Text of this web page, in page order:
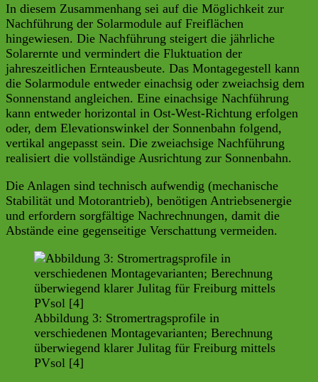
In diesem Zusammenhang sei auf die Möglichkeit zur
Nachführung der Solarmodule auf Freiflächen
hingewiesen. Die Nachführung steigert die jährliche
Solarernte und vermindert die Fluktuation der
jahreszeitlichen Ernteausbeute. Das Montagegestell kann
die Solarmodule entweder einachsig oder zweiachsig dem
Sonnenstand angleichen. Eine einachsige Nachführung
kann entweder horizontal in Ost-West-Richtung erfolgen
oder, dem Elevationswinkel der Sonnenbahn folgend,
vertikal angepasst sein. Die zweiachsige Nachführung
realisiert die vollständige Ausrichtung zur Sonnenbahn.
Die Anlagen sind technisch aufwendig (mechanische
Stabilität und Motorantrieb), benötigen Antriebsenergie
und erfordern sorgfältige Nachrechnungen, damit die
Abstände eine gegenseitige Verschattung vermeiden.
Abbildung 3: Stromertragsprofile in
verschiedenen Montagevarianten; Berechnung
überwiegend klarer Julitag für Freiburg mittels
PVsol [4]